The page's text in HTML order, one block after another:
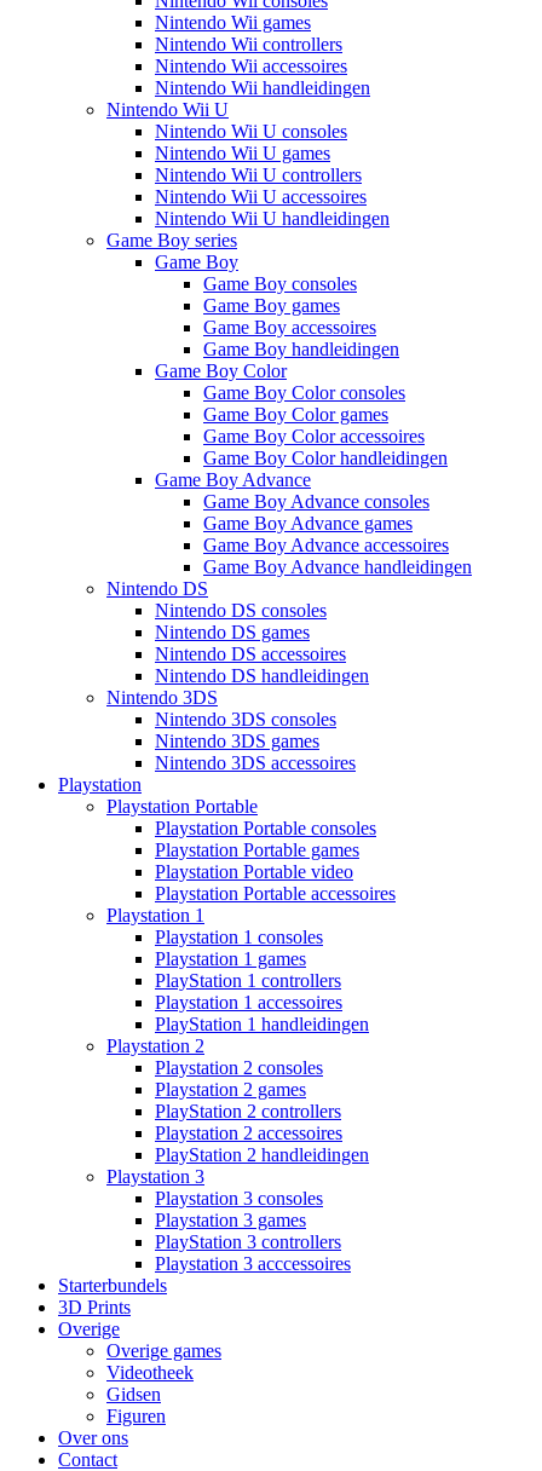
Nintendo Wii games
Nintendo Wii controllers
Nintendo Wii accessoires
Nintendo Wii handleidingen
Nintendo Wii U
Nintendo Wii U consoles
Nintendo Wii U games
Nintendo Wii U controllers
Nintendo Wii U accessoires
Nintendo Wii U handleidingen
Game Boy series
Game Boy
Game Boy consoles
Game Boy games
Game Boy accessoires
Game Boy handleidingen
Game Boy Color
Game Boy Color consoles
Game Boy Color games
Game Boy Color accessoires
Game Boy Color handleidingen
Game Boy Advance
Game Boy Advance consoles
Game Boy Advance games
Game Boy Advance accessoires
Game Boy Advance handleidingen
Nintendo DS
Nintendo DS consoles
Nintendo DS games
Nintendo DS accessoires
Nintendo DS handleidingen
Nintendo 3DS
Nintendo 3DS consoles
Nintendo 3DS games
Nintendo 3DS accessoires
Playstation
Playstation Portable
Playstation Portable consoles
Playstation Portable games
Playstation Portable video
Playstation Portable accessoires
Playstation 1
Playstation 1 consoles
Playstation 1 games
PlayStation 1 controllers
Playstation 1 accessoires
PlayStation 1 handleidingen
Playstation 2
Playstation 2 consoles
Playstation 2 games
PlayStation 2 controllers
Playstation 2 accessoires
PlayStation 2 handleidingen
Playstation 3
Playstation 3 consoles
Playstation 3 games
PlayStation 3 controllers
Playstation 3 acccessoires
Starterbundels
3D Prints
Overige
Overige games
Videotheek
Gidsen
Figuren
Over ons
Contact